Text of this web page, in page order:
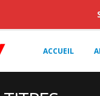
ACCUEIL